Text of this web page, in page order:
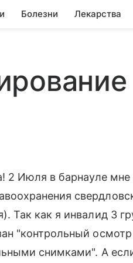
Болезни Лекарства
2 Июля в барнауле
Так как я инвалид 3
"контрольный
снимками". А